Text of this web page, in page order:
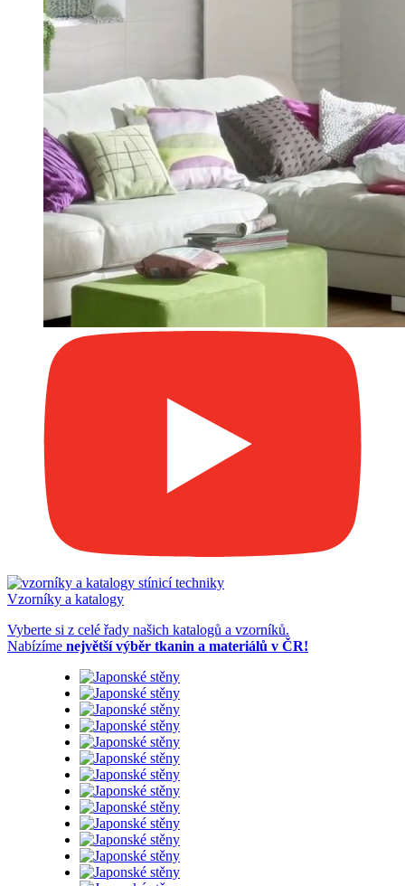
Vzorníky a katalogy
Vyberte si z celé řady našich katalogů a vzorníků.
Nabízíme největší výběr tkanin a materiálů v ČR!